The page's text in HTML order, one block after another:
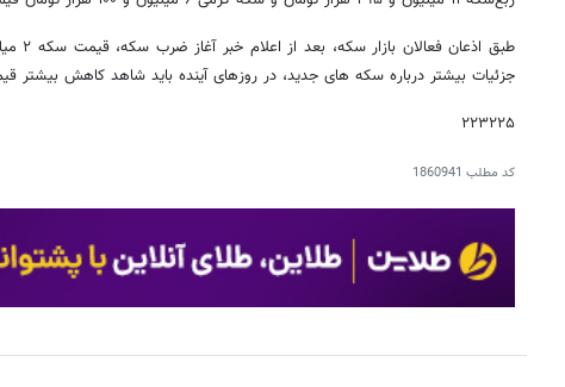
طبق
جزئیات بیشتر درباره سکه های جدید، در روزهای آینده باید شاهد کاهش بیشتر
۲۲۳۲۲۵
کد مطلب 1860941